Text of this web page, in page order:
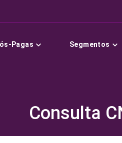
Pagas Segmentos
Consulta